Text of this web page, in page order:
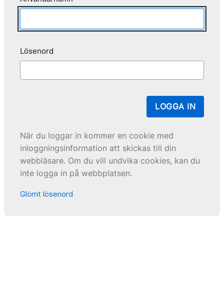
Lösenord
LOGGA IN
När du loggar in kommer en cookie med
inloggningsinformation att skickas till din
webbläsare. Om du vill undvika cookies, kan du
inte logga in på webbplatsen.
Glömt lösenord